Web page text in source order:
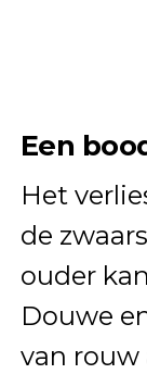
Een
Het
de
ouder
Douwe
van rouw